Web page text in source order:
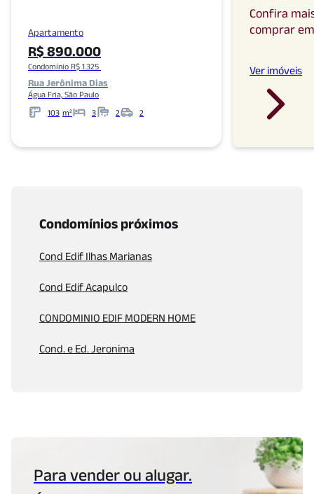
Apartamento
R$ 890.000
Condomínio R$ 1.325
Rua Jerônima Dias
Água Fria, São Paulo
103 m²
Metros 3 2
Banheiros 2
Garagens
Confira
comprar
Ver imóveis
Condomínios próximos
Cond Edif Ilhas Marianas
Cond Edif Acapulco
CONDOMINIO EDIF MODERN HOME
Cond. e Ed. Jeronima
Para vender ou alugar.